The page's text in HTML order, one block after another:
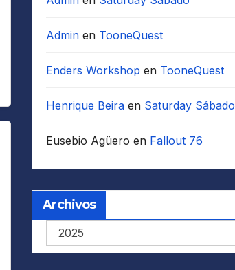
Admin en TooneQuest
Enders Workshop en TooneQuest
Henrique Beira en Saturday Sábado
Eusebio Agüero en Fallout 76
Archivos
Archivos